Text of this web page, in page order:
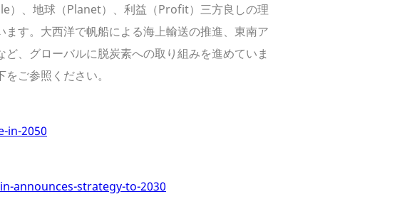
）、地球（Planet）、利益（Profit）三方良しの理
す。大西洋で帆船による海上輸送の推進、東南ア
、グローバルに脱炭素への取り組みを進めていま
ご参照ください。
in-2050
announces-strategy-to-2030